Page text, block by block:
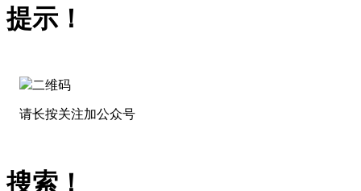
提示！
请长按关注加公众号
搜索！